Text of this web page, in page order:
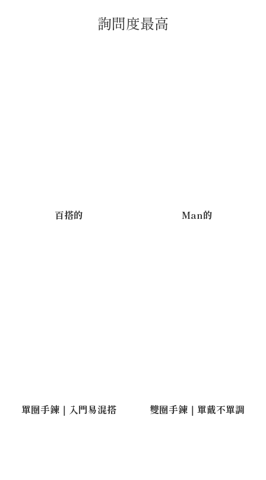
詢問度最高
百搭的 Man的
單圈手鍊｜入門易混搭 雙圈手鍊｜單戴不單調